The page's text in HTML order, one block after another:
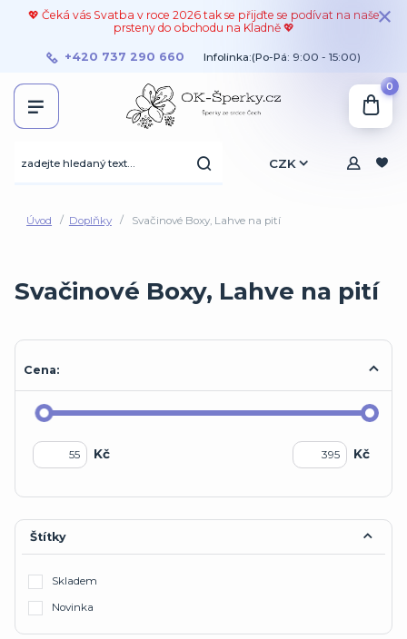
💖 Čeká vás Svatba v roce 2026 tak se přijďte se podívat na naše
prsteny do obchodu na Kladně 💖
CZK
+420 737 290 660 Infolinka:(Po-Pá: 9:00 - 15:00)
0
Úvod Doplňky Svačinové Boxy, Lahve na pití
Svačinové Boxy, Lahve na pití
Cena:
Kč Kč
Štítky
Skladem
Novinka